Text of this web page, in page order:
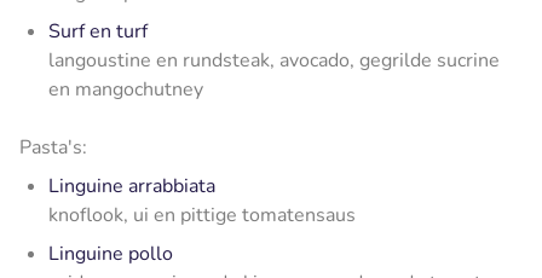
Surf en turf
langoustine en rundsteak, avocado, gegrilde sucrine
en mangochutney
Pasta's:
Linguine arrabbiata
knoflook, ui en pittige tomatensaus
Linguine pollo